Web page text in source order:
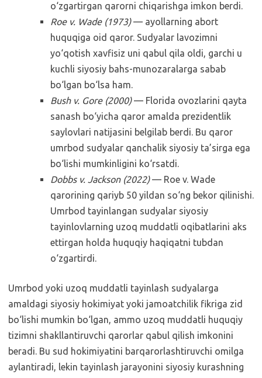
o‘zgartirgan qarorni chiqarishga imkon berdi.
Roe v. Wade (1973)— ayollarning abort
huquqiga oid qaror. Sudyalar lavozimni
yo‘qotish xavfisiz uni qabul qila oldi, garchi u
kuchli siyosiy bahs-munozaralarga sabab
bo‘lgan bo‘lsa ham.
Bush v. Gore (2000)— Florida ovozlarini qayta
sanash bo‘yicha qaror amalda prezidentlik
saylovlari natijasini belgilab berdi. Bu qaror
umrbod sudyalar qanchalik siyosiy ta’sirga ega
bo‘lishi mumkinligini ko‘rsatdi.
Dobbs v. Jackson (2022)— Roe v. Wade
qarorining qariyb 50 yildan so‘ng bekor qilinishi.
Umrbod tayinlangan sudyalar siyosiy
tayinlovlarning uzoq muddatli oqibatlarini aks
ettirgan holda huquqiy haqiqatni tubdan
o‘zgartirdi.
Umrbod yoki uzoq muddatli tayinlash sudyalarga
amaldagi siyosiy hokimiyat yoki jamoatchilik fikriga zid
bo‘lishi mumkin bo‘lgan, ammo uzoq muddatli huquqiy
tizimni shakllantiruvchi qarorlar qabul qilish imkonini
beradi. Bu sud hokimiyatini barqarorlashtiruvchi omilga
aylantiradi, lekin tayinlash jarayonini siyosiy kurashning